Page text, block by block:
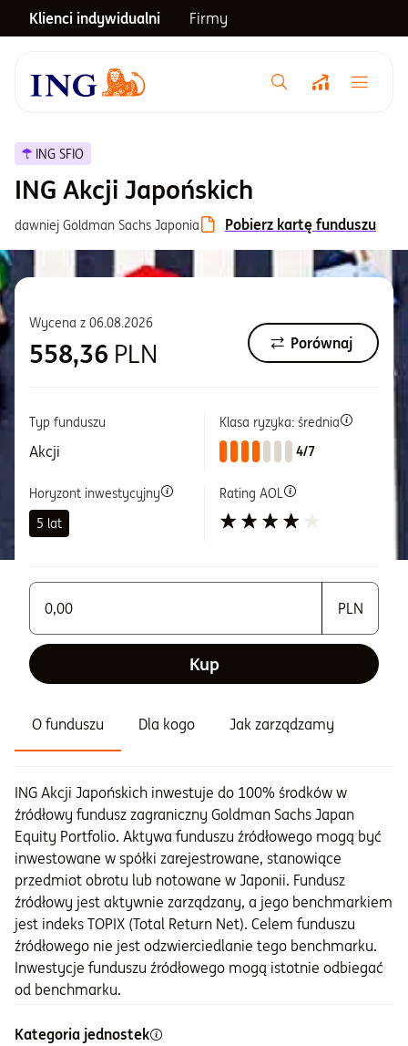
Klienci indywidualni Firmy
Menu główne
Notowania
Emerytura
Blog
Informacje i dokumenty
O nas
Otwórz konto
ING SFIO
ING Akcji Japońskich
dawniej Goldman Sachs Japonia Pobierz kartę funduszu
Wycena z 06.08.2026
558,36 PLN Porównaj
Typ funduszu
Akcji
Klasa ryzyka: średnia
4/7
Horyzont inwestycyjny
5 lat
Rating AOL
Wprowadź wartość większą od 1
Kup
O funduszu Dla kogo Jak zarządzamy
ING Akcji Japońskich inwestuje do 100% środków w
źródłowy fundusz zagraniczny Goldman Sachs Japan
Equity Portfolio. Aktywa funduszu źródłowego mogą być
inwestowane w spółki zarejestrowane, stanowiące
przedmiot obrotu lub notowane w Japonii. Fundusz
źródłowy jest aktywnie zarządzany, a jego benchmarkiem
jest indeks TOPIX (Total Return Net). Celem funduszu
źródłowego nie jest odzwierciedlanie tego benchmarku.
Inwestycje funduszu źródłowego mogą istotnie odbiegać
od benchmarku.
Kategoria jednostek